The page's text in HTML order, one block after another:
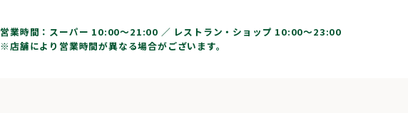
営業時間： スーパー 10:00〜21:00 ／ レストラン・ショップ 10:00～23:00
※店舗により営業時間が異なる場合がございます。